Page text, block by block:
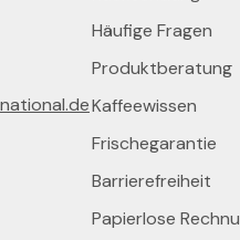
Häufige Fragen
Produktberatung
Kaffeewissen
Frischegarantie
Barrierefreiheit
Papierlose